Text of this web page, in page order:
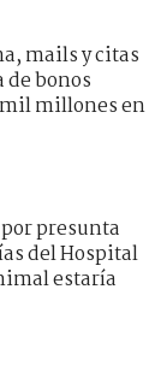
mails y citas
bonos
millones en
presunta
del Hospital
estaría